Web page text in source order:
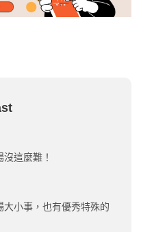
這麼難！
小事，也有優秀特殊的